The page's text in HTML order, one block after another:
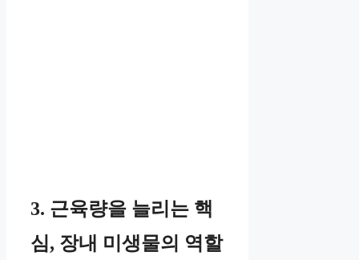
3. 근육량을 늘리는 핵
심, 장내 미생물의 역할